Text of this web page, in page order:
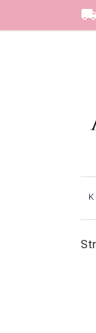
local_shipping